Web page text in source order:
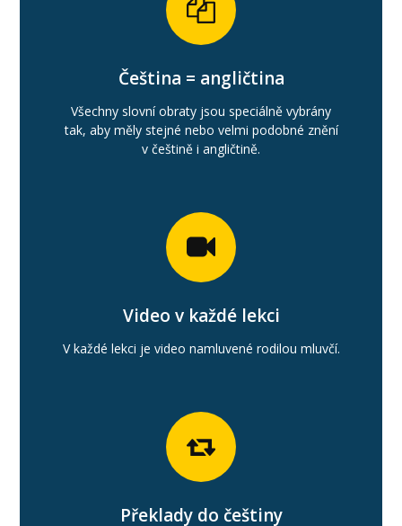
Čeština = angličtina
Všechny slovní obraty jsou speciálně vybrány
tak, aby měly stejné nebo velmi podobné znění
v češtině i angličtině.
Video v každé lekci
V každé lekci je video namluvené rodilou mluvčí.
Překlady do češtiny